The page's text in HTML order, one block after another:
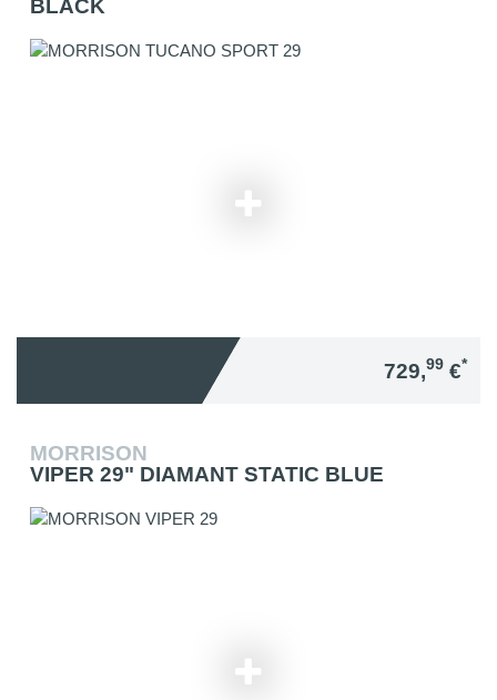
BLACK
729,99 €*
MORRISON
VIPER 29" DIAMANT STATIC BLUE